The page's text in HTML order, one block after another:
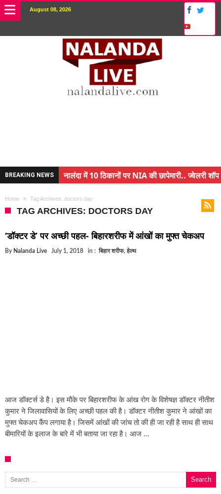
August 08, 2026
BREAKING NEWS
नालंदा में 10 ठिकानों पर NIA की छापेमारी.. ज्वेलरी शॉप
अंचल पदाधिकारी (CO) बर्खास्त.. फर्जीवाड़ा कर पाई थी
बिहार में एक और सिक्स लेन की मंजूरी.. जानिए किन-किन
Home Tag Archives: doctors day
TAG ARCHIVES: DOCTORS DAY
‘डॉक्टर डे’ पर अच्छी पहल- बिहारशरीफ में आंखों का मुफ्त चेकअप
By Nalanda Live July 1, 2018 in : बिहार शरीफ, हेल्थ
आज डॉक्टर्स डे है। इस मौके पर बिहारशरीफ के आंख रोग के विशेषज्ञ डॉक्टर नीतीश
कुमार ने जिलावासियों के लिए अच्छी पहल की है। डॉक्टर नीतीश कुमार ने आंखों का
मुफ्त चेकअप कैंप लगाया है। जिसमें आंखों की जांच तो की ही जा रही है साथ ही साथ
बीमारियों के इलाज के बारे में भी बताया जा रहा है। आज …
Search for: